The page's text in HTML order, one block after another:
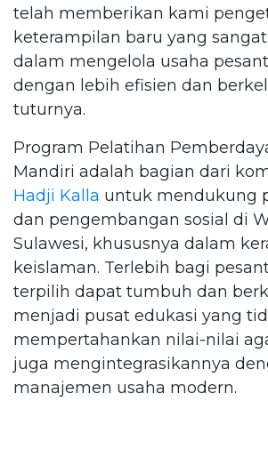
telah memberikan kami
keterampilan baru yang
dalam mengelola usaha
dengan lebih efisien dan
tuturnya.
Program Pelatihan
Mandiri adalah bagian dari
Hadji Kalla untuk mendukung
dan pengembangan sosial di
Sulawesi, khususnya dalam
keislaman. Terlebih bagi
terpilih dapat tumbuh dan
menjadi pusat edukasi yang
mempertahankan nilai-nilai
juga mengintegrasikannya
manajemen usaha modern.